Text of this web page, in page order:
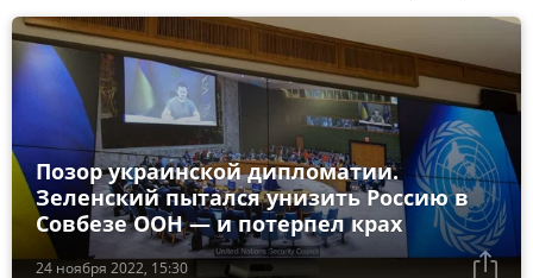
24 ноября 2022, 15:30
Позор украинской дипломатии.
Зеленский пытался унизить Россию в
Совбезе ООН — и потерпел крах